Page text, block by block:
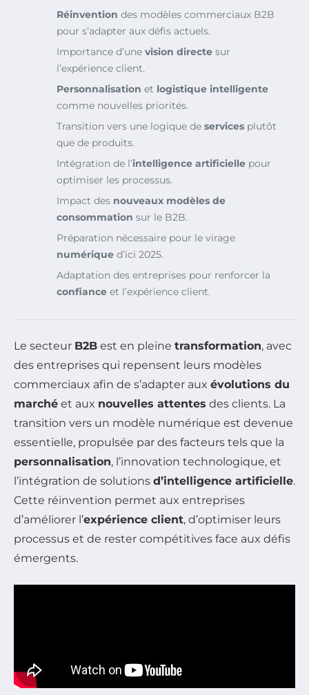
Réinvention des modèles commerciaux B2B
pour s’adapter aux défis actuels.
Importance d’une vision directe sur
l’expérience client.
Personnalisation et logistique intelligente
comme nouvelles priorités.
Transition vers une logique de services plutôt
que de produits.
Intégration de l’intelligence artificielle pour
optimiser les processus.
Impact des nouveaux modèles de
consommation sur le B2B.
Préparation nécessaire pour le virage
numérique d’ici 2025.
Adaptation des entreprises pour renforcer la
confiance et l’expérience client.
Le secteur B2B est en pleine transformation, avec
des entreprises qui repensent leurs modèles
commerciaux afin de s’adapter aux évolutions du
marché et aux nouvelles attentes des clients. La
transition vers un modèle numérique est devenue
essentielle, propulsée par des facteurs tels que la
personnalisation, l’innovation technologique, et
l’intégration de solutions d’intelligence artificielle.
Cette réinvention permet aux entreprises
d’améliorer l’expérience client, d’optimiser leurs
processus et de rester compétitives face aux défis
émergents.